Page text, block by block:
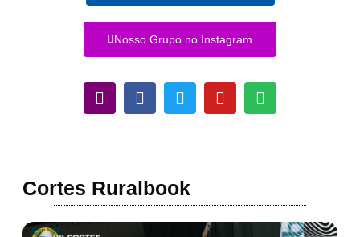
Nosso Grupo no Instagram
Cortes Ruralbook